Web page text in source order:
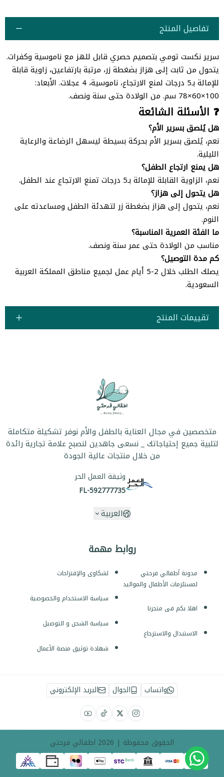
تفاصيل المنتج
سرير نكست تومي بتصميم حصري قابل للهز مع ناموسية وكفرات.
يتحول من ثابت إلى هزاز بضغطة زر، مرتبة بارتفاعين، زاوية قابلة
للإمالة بـ5 درجات لمنع الارتجاع، ناموسية، 4 عجلات. الأبعاد:
100×60×78 سم. من الولادة حتى سنة ونصف.
❓ الأسئلة الشائعة
هل يُلصق بسرير الأم؟
نعم، يُلصق بسرير الأم بحركة بسيطة ليسهل الرضاعة والرعاية
الليلية.
هل يمنع ارتجاع الطفل؟
نعم، الزاوية القابلة للإمالة بـ5 درجات تمنع الارتجاع عند الطفل.
هل يتحول إلى هزاز؟
نعم، يتحول إلى هزاز بضغطة زر لتهدئة الطفل ومساعدته على
النوم.
ما الفئة العمرية المناسبة؟
مناسب من الولادة حتى عمر سنة ونصف.
كم مدة التوصيل؟
يصلك الطلب خلال 2-5 أيام عمل لجميع مناطق المملكة العربية
السعودية.
تقييمات المنتج
روابط مهمة
مدونة أطفالي فرحتي
لمستلزمات الأطفال والمواليد
اهلا بكم فى متجرنا
الاستبدال والاسترجاع
لشكاوى والإقتراحات
سياسة الاستخدام والخصوصية
سياسة الشحن و التوصيل
شهادة توثيق منصة الأعمال
متخصصين في مجال العناية بالطفل والأم نوفر تشكيلة متكاملة
لتلبية جميع إحتياجاتك _ نسعى جاهدين لنصبح علامة تجارية رائدة
من خلال منتجات عالية الجودة
وثيقة العمل الحر
FL-592777735
العربية
واتساب الجوال البريد الإلكتروني
الحقوق محفوظة | 2026 اطفالي فرحتي